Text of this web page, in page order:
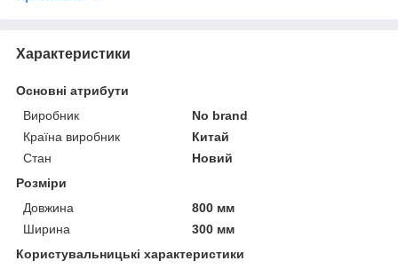
Характеристики
Основні атрибути
Виробник
No brand
Країна виробник
Китай
Стан
Новий
Розміри
Довжина
800 мм
Ширина
300 мм
Користувальницькі характеристики